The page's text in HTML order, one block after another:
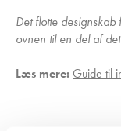
Det flotte
ovnen til en del af
Læs mere:Guide til